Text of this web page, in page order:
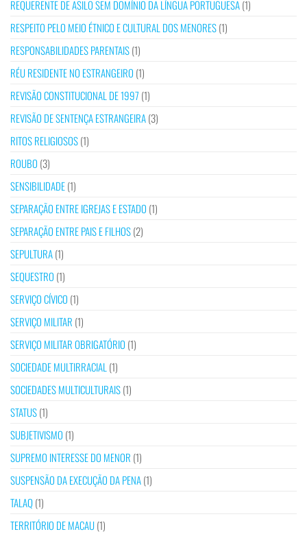
REQUERENTE DE ASILO SEM DOMÍNIO DA LÍNGUA PORTUGUESA(1)
RESPEITO PELO MEIO ÉTNICO E CULTURAL DOS MENORES(1)
RESPONSABILIDADES PARENTAIS(1)
RÉU RESIDENTE NO ESTRANGEIRO (1)
REVISÃO CONSTITUCIONAL DE 1997 (1)
REVISÃO DE SENTENÇA ESTRANGEIRA(3)
RITOS RELIGIOSOS(1)
ROUBO (3)
SENSIBILIDADE(1)
SEPARAÇÃO ENTRE IGREJAS E ESTADO (1)
SEPARAÇÃO ENTRE PAIS E FILHOS(2)
SEPULTURA(1)
SEQUESTRO (1)
SERVIÇO CÍVICO (1)
SERVIÇO MILITAR (1)
SERVIÇO MILITAR OBRIGATÓRIO (1)
SOCIEDADE MULTIRRACIAL (1)
SOCIEDADES MULTICULTURAIS(1)
STATUS(1)
SUBJETIVISMO (1)
SUPREMO INTERESSE DO MENOR (1)
SUSPENSÃO DA EXECUÇÃO DA PENA(1)
TALAQ(1)
TERRITÓRIO DE MACAU(1)